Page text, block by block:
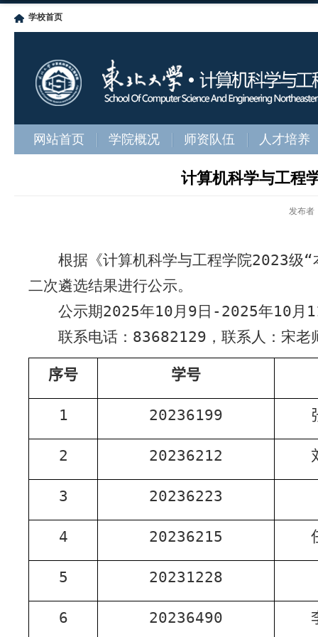
学校首页
网站首页 学院概况 师资队伍 人才培养
计算机科学与工程
发布者
根据《计算机科学与工程学院2023级“
二次遴选结果进行公示。
公示期2025年10月 9 日 -2025年10月
联系电话： 83682129 ，联系人：宋老
序号 学号
1 20236199
2 20236212
3 20236223
4 20236215
5 20231228
6 20236490